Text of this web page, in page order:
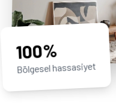
100%
Bölgesel hassasiyet